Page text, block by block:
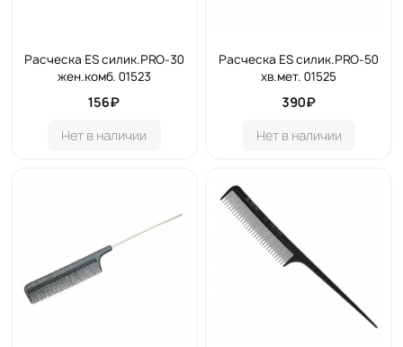
Расческа ES силик.PRO-30
жен.комб. 01523
156₽
Нет в наличии
Расческа ES силик.PRO-50
хв.мет. 01525
390₽
Нет в наличии